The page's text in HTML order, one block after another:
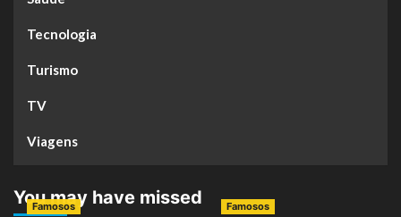
Tecnologia
Turismo
TV
Viagens
You may have missed
Famosos Famosos